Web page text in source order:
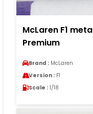
McLaren F1
Premium
Brand : McLaren
Version : F1
Scale : 1/18